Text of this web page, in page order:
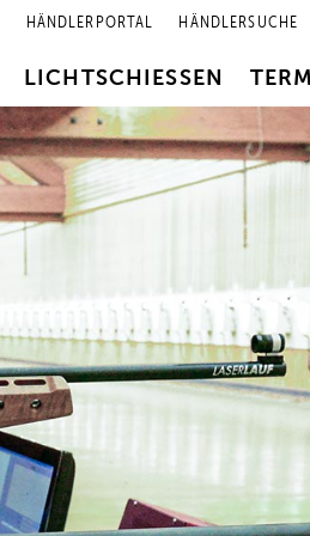
HÄNDLERPORTAL HÄNDLERSUCHE
LICHTSCHIESSEN